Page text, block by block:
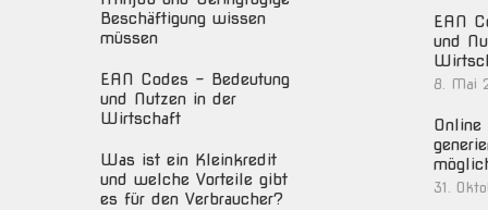
Beschäftigung wissen
müssen
EAN Codes – Bedeutung
und Nutzen in der
Wirtschaft
Was ist ein Kleinkredit
und welche Vorteile gibt
es für den Verbraucher?
EAN
und
8. Mai
Online
31.